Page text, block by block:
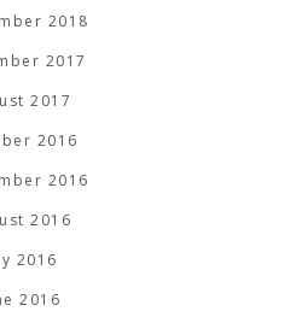
2018
2017
2017
2016
2016
2016
2016
2016